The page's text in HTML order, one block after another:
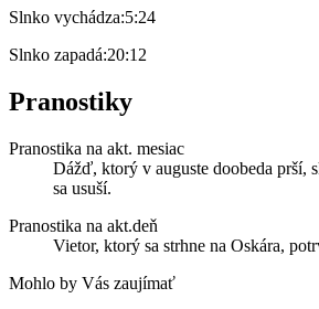
Slnko vychádza:5:24
Slnko zapadá:20:12
Pranostiky
Pranostika na akt. mesiac
Dážď, ktorý v auguste doobeda prší,
sa usuší.
Pranostika na akt.deň
Vietor, ktorý sa strhne na Oskára,
Mohlo by Vás zaujímať